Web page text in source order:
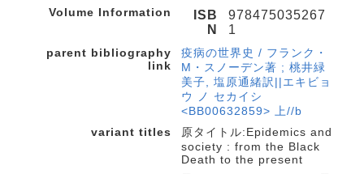
Volume Information
ISB
N
978475035267
1
parent bibliography
link
疫病の世界史 / フランク・
M・スノーデン著 ; 桃井緑
美子, 塩原通緒訳||エキビョ
ウ ノ セカイシ
<BB00632859> 上//b
variant titles
原タイトル:Epidemics and
society : from the Black
Death to the present